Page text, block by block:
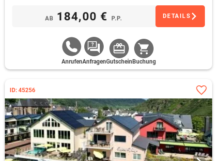
AB 184,00 € P.P. DETAILS
AnrufenAnfragenGutschein Buchung
ID: 45256